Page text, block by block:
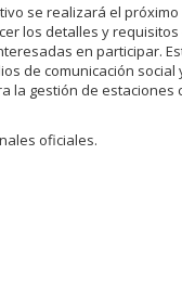
se realizará el próximo
los detalles y
en participar.
de comunicación social
la gestión de estaciones
oficiales.